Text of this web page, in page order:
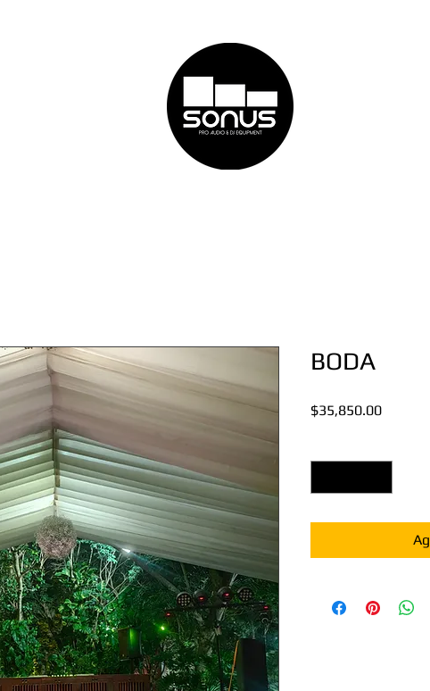
BODA
$35,850.00Precio